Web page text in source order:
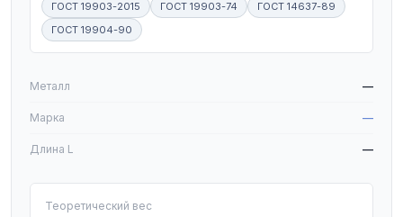
ГОСТ 19903-2015 ГОСТ 19903-74
ГОСТ 14637-89
ГОСТ 19904-90
Металл —
Марка —
Длина L —
Теоретический вес